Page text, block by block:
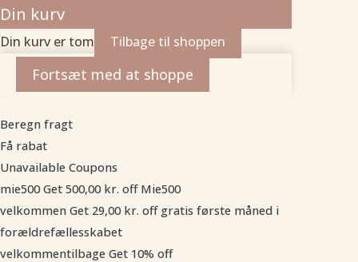
Din kurv
Din kurv er tom Tilbage til shoppen
Fortsæt med at shoppe
Beregn fragt
Få rabat
Unavailable Coupons
mie500 Get 500,00 kr. off Mie500
velkommen Get 29,00 kr. off gratis første måned i
forældrefællesskabet
velkommentilbage Get 10% off